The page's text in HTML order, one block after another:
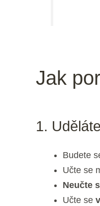
Jak
1.
Budete
Učte se
Neučte
Učte se